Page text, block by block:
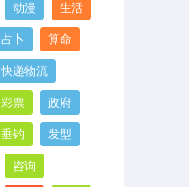
动漫 生活
占卜 算命
快递物流
彩票 政府
垂钓 发型
咨询